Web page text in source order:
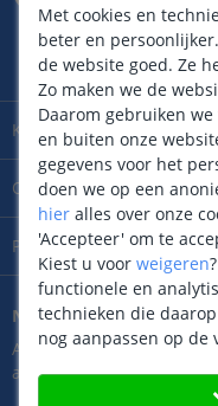
Over SolarlampKoning
Productextra informatie
Klantenservice
5222AP's
Maandag t/m
van 09.00 tot
Nieuwsbrief
Altijd als eerste op de
acties en meer.
Met cookies en
beter en
de website goed. Ze
Zo maken we de
Daarom gebruiken
en buiten onze
gegevens voor het
doen we op een
hier alles over onze
'Accepteer' om te
Kiest u voor weigeren?
functionele en
technieken die
nog aanpassen op de